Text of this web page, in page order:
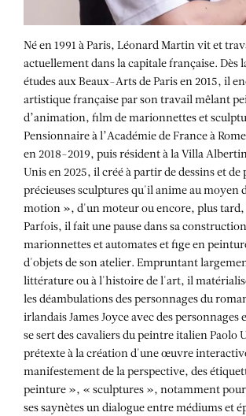
Né en 1991 à Paris, Léonard Martin vit et
actuellement dans la capitale française. Dès
études aux Beaux-Arts de Paris en 2015, il
artistique française par son travail mêlant
d’animation, film de marionnettes et
Pensionnaire à l’Académie de France à
en 2018-2019, puis résident à la Villa
Unis en 2025, il créé à partir de dessins et de
précieuses sculptures qu'il anime au moyen
motion », d'un moteur ou encore, plus tard,
Parfois, il fait une pause dans sa
marionnettes et automates et fige en
d'objets de son atelier. Empruntant
littérature ou à l'histoire de l'art, il
les déambulations des personnages du
irlandais James Joyce avec des personnages
se sert des cavaliers du peintre italien Paolo
prétexte à la création d'une œuvre
manifestement de la perspective, des
peinture », « sculptures », notamment
ses saynètes un dialogue entre médiums et